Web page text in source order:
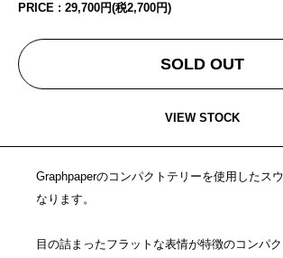
PRICE : 29,700円(税2,700円)
SOLD OUT
VIEW STOCK
Graphpaperのコンパクトテリーを使用したス
なります。
目の詰まったフラットな表情が特徴のコンパ